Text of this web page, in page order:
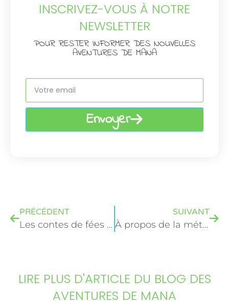
INSCRIVEZ-VOUS À NOTRE
NEWSLETTER
POUR RESTER INFORMER DES NOUVELLES
AVENTURES DE MANA
Envoyer
PRÉCÉDENT
Les contes de fées versus Mana
SUIVANT
À propos de la méthode Mana
LIRE PLUS D'ARTICLE DU BLOG DES
AVENTURES DE MANA